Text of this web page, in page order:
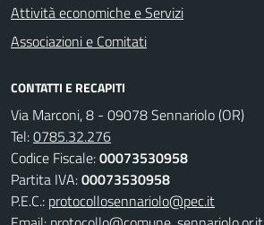
Attività economiche e Servizi
Associazioni e Comitati
CONTATTI E RECAPITI
Via Marconi, 8 - 09078 Sennariolo (OR)
Tel:0785.32.276
Codice Fiscale:00073530958
Partita IVA:00073530958
P.E.C.: protocollosennariolo@pec.it